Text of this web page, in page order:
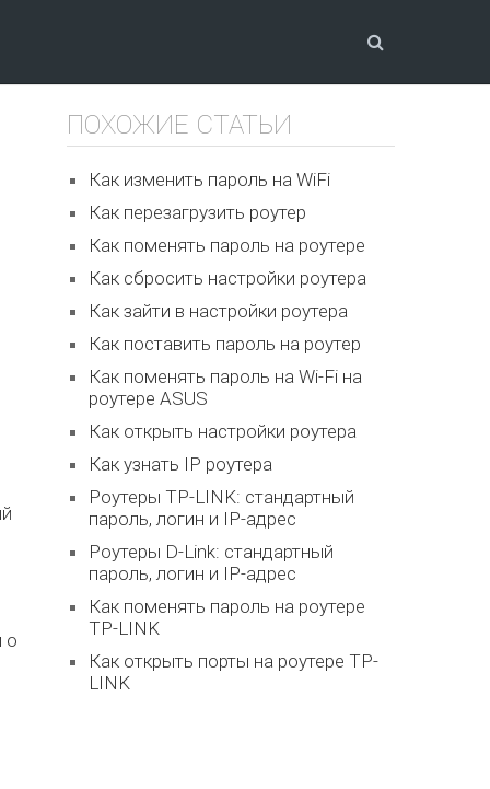
о
ПОХОЖИЕ СТАТЬИ
Как изменить пароль на WiFi
Как перезагрузить роутер
Как поменять пароль на роутере
Как сбросить настройки роутера
Как зайти в настройки роутера
Как поставить пароль на роутер
Как поменять пароль на Wi-Fi на
роутере ASUS
Как открыть настройки роутера
Как узнать IP роутера
Роутеры TP-LINK: стандартный
пароль, логин и IP-адрес
Роутеры D-Link: стандартный
пароль, логин и IP-адрес
Как поменять пароль на роутере
TP-LINK
Как открыть порты на роутере TP-
LINK